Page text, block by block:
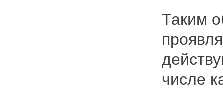
Таким
числе